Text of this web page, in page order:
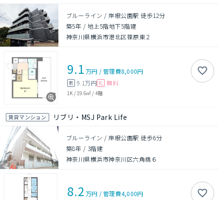
ブルーライン / 岸根公園駅 徒歩12分
築5年 / 地上5階地下5階建
神奈川県横浜市港北区篠原東２
9.1 万円 /管理費8,000円
敷 9.1万円 礼 無料
1K / 19.6㎡ / 4階
賃貸マンション リブリ・MSJ Park Life
ブルーライン / 岸根公園駅 徒歩6分
築8年 / 3階建
神奈川県横浜市神奈川区六角橋６
8.2 万円 /管理費4,000円